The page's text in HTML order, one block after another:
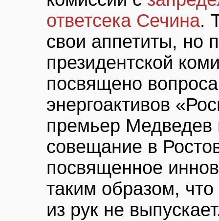
ответсека Сечина.
свои аппетиты, но
президентской
посвящено
энергоактивов
премьер Медведев
совещание в
посвященное
таким образом, что
из рук не